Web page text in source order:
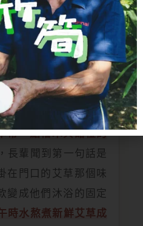
艾草就想到小
味道
輩看到「艾草」兩個
打濕後在手心搓出細
帶一點檜木與甜橙的
，長輩聞到第一句話是
在門口的艾草那個味
變成他們沐浴的固定
時水熬煮新鮮艾草成